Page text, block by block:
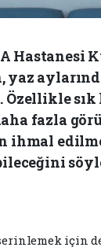
Hastanesi
yaz
Özellikle
fazla
ihmal
için